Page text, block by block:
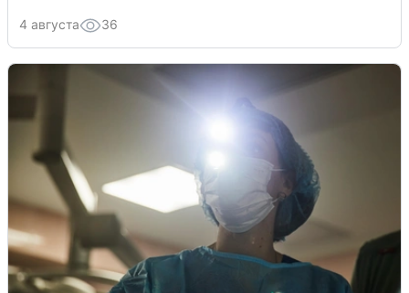
4 августа 36